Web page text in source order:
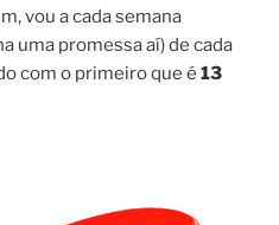
vou a cada semana
uma promessa aí) de cada
com o primeiro que é 13